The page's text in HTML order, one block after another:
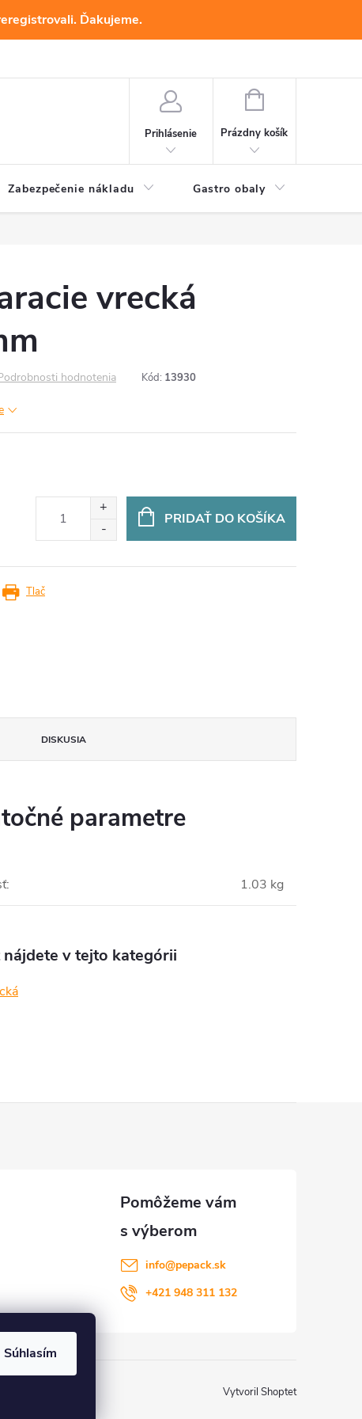
Ďakujeme.
Súhlasím
Prihlásenie
NÁKUPNÝ
Prázdny košík
Zabezpečenie nákladu Gastro obaly
vrecká
hodnotenia Kód: 13930
PRIDAŤ DO KOŠÍKA
Tlač
DISKUSIA
parametre
: 1.03 kg
v tejto kategórii
info@pepack.sk
+421 948 311 132
Vytvoril Shoptet